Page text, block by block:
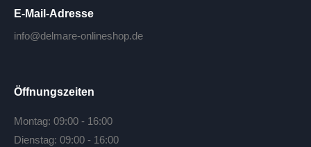
E-Mail-Adresse
info@delmare-onlineshop.de
Öffnungszeiten
Montag: 09:00 - 16:00
Dienstag: 09:00 - 16:00